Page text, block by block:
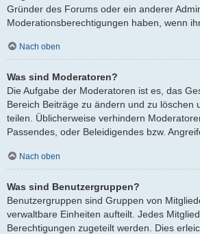
Gründer des Forums oder ein anderer
Moderationsberechtigungen haben, wenn
Nach oben
Was sind Moderatoren?
Die Aufgabe der Moderatoren ist es, das
Bereich Beiträge zu ändern und zu
teilen. Üblicherweise verhindern
Passendes, oder Beleidigendes bzw.
Nach oben
Was sind Benutzergruppen?
Benutzergruppen sind Gruppen von
verwaltbare Einheiten aufteilt. Jedes
Berechtigungen zugeteilt werden. Dies